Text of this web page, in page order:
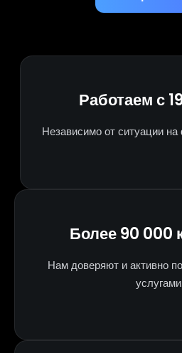
Работаем с
Независимо от ситуации
Более 90 000
Нам доверяют и активно
услугами.